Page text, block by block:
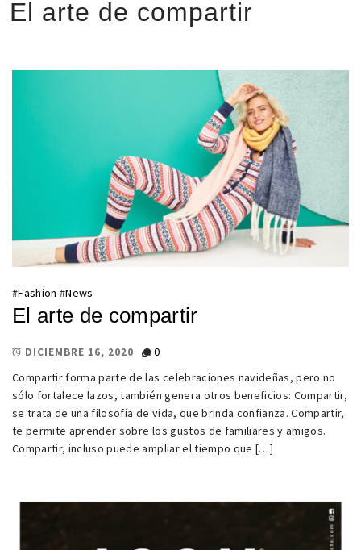
El arte de compartir
#Fashion #News
El arte de compartir
DICIEMBRE 16, 2020
0
Compartir forma parte de las celebraciones navideñas, pero no
sólo fortalece lazos, también genera otros beneficios: Compartir,
se trata de una filosofía de vida, que brinda confianza. Compartir,
te permite aprender sobre los gustos de familiares y amigos.
Compartir, incluso puede ampliar el tiempo que […]